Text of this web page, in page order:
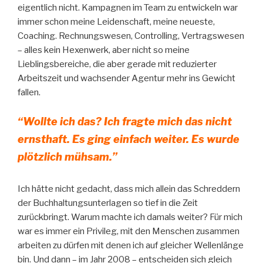
eigentlich nicht. Kampagnen im Team zu entwickeln war
immer schon meine Leidenschaft, meine neueste,
Coaching. Rechnungswesen, Controlling, Vertragswesen
– alles kein Hexenwerk, aber nicht so meine
Lieblingsbereiche, die aber gerade mit reduzierter
Arbeitszeit und wachsender Agentur mehr ins Gewicht
fallen.
“Wollte ich das? Ich fragte mich das nicht
ernsthaft. Es ging einfach weiter. Es wurde
plötzlich mühsam.”
Ich hätte nicht gedacht, dass mich allein das Schreddern
der Buchhaltungsunterlagen so tief in die Zeit
zurückbringt. Warum machte ich damals weiter? Für mich
war es immer ein Privileg, mit den Menschen zusammen
arbeiten zu dürfen mit denen ich auf gleicher Wellenlänge
bin. Und dann – im Jahr 2008 – entscheiden sich gleich